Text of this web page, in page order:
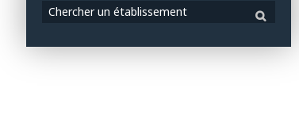
Chercher un établissement